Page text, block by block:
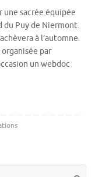
une sacrée équipée
du Puy de Niermont.
à l’automne.
par
un webdoc